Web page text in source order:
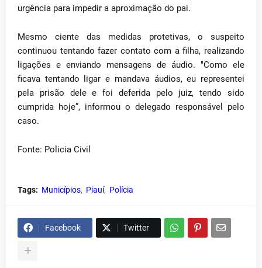
urgência para impedir a aproximação do pai.
Mesmo ciente das medidas protetivas, o suspeito
continuou tentando fazer contato com a filha, realizando
ligações e enviando mensagens de áudio. "Como ele
ficava tentando ligar e mandava áudios, eu representei
pela prisão dele e foi deferida pelo juiz, tendo sido
cumprida hoje”, informou o delegado responsável pelo
caso.
Fonte: Policia Civil
Tags: Municípios Piauí Polícia
Facebook Twitter